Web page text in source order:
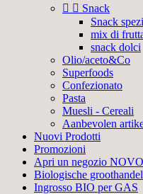
  Snack
Snack
mix di
snack dolci
Olio/aceto&Co
Superfoods
Confezionato
Pasta
Muesli - Cereali
Aanbevolen
Nuovi Prodotti
Promozioni
Apri un negozio
Biologische
Ingrosso BIO per GAS